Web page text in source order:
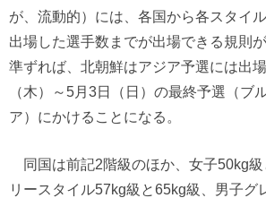
が、流動的）には、各国から各スタイ
出場した選手数までが出場できる規則
準ずれば、北朝鮮はアジア予選には出
（木）～5月3日（日）の最終予選（ブ
ア）にかけることになる。
同国は前記2階級のほか、女子50kg級
リースタイル57kg級と65kg級、男子グ